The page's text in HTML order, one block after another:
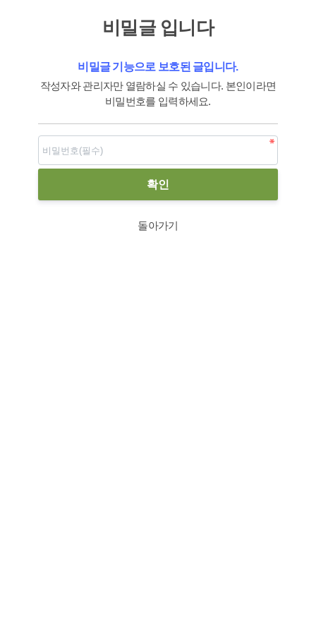
비밀글 입니다
비밀글 기능으로 보호된 글입니다.
작성자와 관리자만 열람하실 수 있습니다. 본인이라면
비밀번호를 입력하세요.
돌아가기